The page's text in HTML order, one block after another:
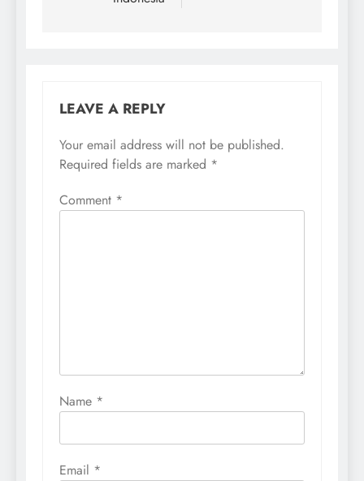
LEAVE A REPLY
Your email address will not be published.
Required fields are marked *
Comment *
Name *
Email *